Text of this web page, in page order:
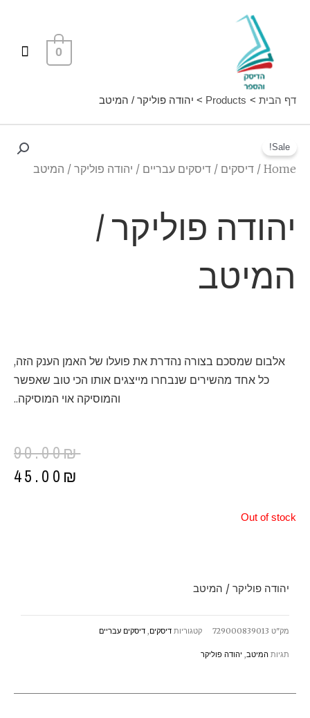
ראשי
0
דף הבית Products יהודה פוליקר / המיטב
Sale!
Home
/ דיסקים / דיסקים עבריים / יהודה פוליקר / המיטב
יהודה פוליקר /
המיטב
אלבום שמסכם בצורה נהדרת את פועלו של האמן הענק הזה,
כל אחד מהשירים שנבחרו מייצגים אותו הכי טוב שאפשר
והמוסיקה אוי המוסיקה..
90.00₪
45.00 ₪
Out of stock
יהודה פוליקר / המיטב
מק"ט 729000839013 קטגוריות דיסקים, דיסקים עבריים
תגיות המיטב, יהודה פוליקר